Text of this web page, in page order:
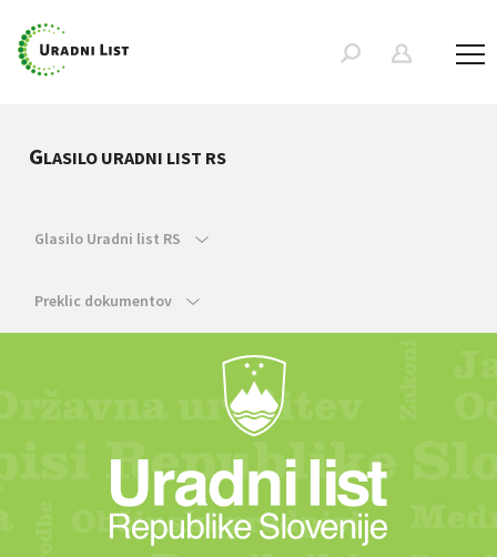
GLASILO URADNI LIST RS
Glasilo Uradni list RS
Preklic dokumentov